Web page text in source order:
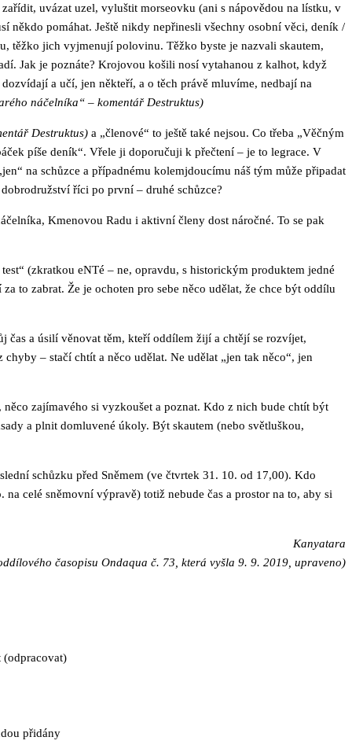
uvázat uzel, vyluštit morseovku (ani s nápovědou na lístku, v
někdo pomáhat. Ještě nikdy nepřinesli všechny osobní věci, deník /
těžko jich vyjmenují polovinu. Těžko byste je nazvali skautem,
Jak je poznáte? Krojovou košili nosí vytahanou z kalhot, když
a učí, jen někteří, a o těch právě mluvíme, nedbají na
náčelníka“ – komentář Destruktus)
Destruktus) a „členové“ to ještě také nejsou. Co třeba „Věčným
píše deník“. Vřele ji doporučuji k přečtení – je to legrace. V
na schůzce a případnému kolemjdoucímu náš tým může připadat
říci po první – druhé schůzce?
Kmenovou Radu i aktivní členy dost náročné. To se pak
(zkratkou eNTé – ne, opravdu, s historickým produktem jedné
to zabrat. Že je ochoten pro sebe něco udělat, že chce být oddílu
čas a úsilí věnovat těm, kteří oddílem žijí a chtějí se rozvíjet,
– stačí chtít a něco udělat. Ne udělat „jen tak něco“, jen
zajímavého si vyzkoušet a poznat. Kdo z nich bude chtít být
a plnit domluvené úkoly. Být skautem (nebo světluškou,
schůzku před Sněmem (ve čtvrtek 31. 10. od 17,00). Kdo
celé sněmovní výpravě) totiž nebude čas a prostor na to, aby si
Kanyatara
časopisu Ondaqua č. 73, která vyšla 9. 9. 2019, upraveno)
(odpracovat)
přidány